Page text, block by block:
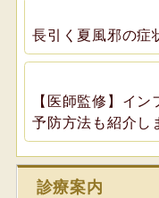
長引く夏風邪の症
【医師監修】イ
予防方法も紹介し
診療案内